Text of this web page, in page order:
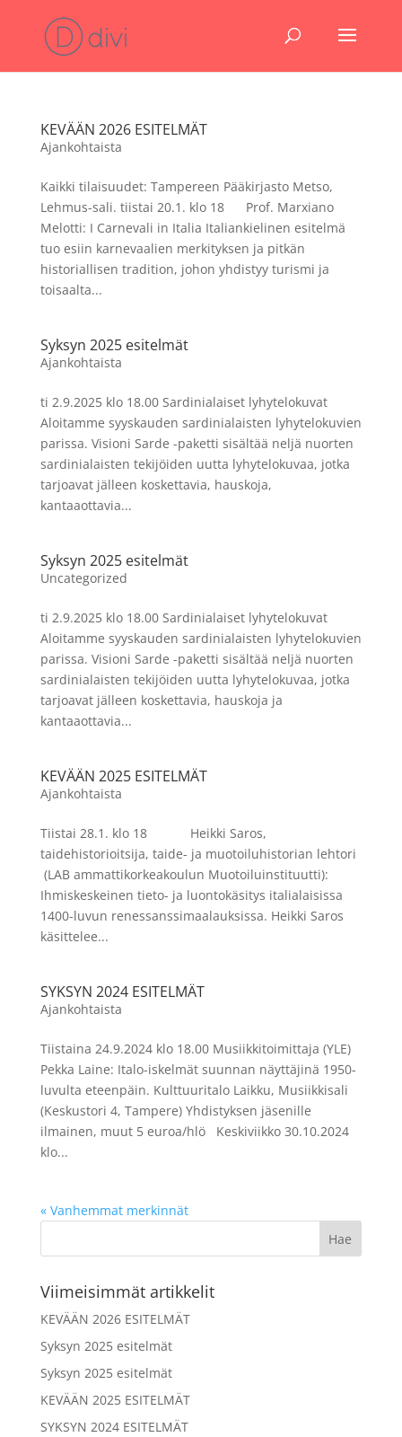
KEVÄÄN 2026 ESITELMÄT
Ajankohtaista
Kaikki tilaisuudet: Tampereen Pääkirjasto Metso,
Lehmus-sali. tiistai 20.1. klo 18 Prof. Marxiano
Melotti: I Carnevali in Italia Italiankielinen esitelmä
tuo esiin karnevaalien merkityksen ja pitkän
historiallisen tradition, johon yhdistyy turismi ja
toisaalta...
Syksyn 2025 esitelmät
Ajankohtaista
ti 2.9.2025 klo 18.00 Sardinialaiset lyhytelokuvat
Aloitamme syyskauden sardinialaisten lyhytelokuvien
parissa. Visioni Sarde -paketti sisältää neljä nuorten
sardinialaisten tekijöiden uutta lyhytelokuvaa, jotka
tarjoavat jälleen koskettavia, hauskoja,
kantaaottavia...
Syksyn 2025 esitelmät
Uncategorized
ti 2.9.2025 klo 18.00 Sardinialaiset lyhytelokuvat
Aloitamme syyskauden sardinialaisten lyhytelokuvien
parissa. Visioni Sarde -paketti sisältää neljä nuorten
sardinialaisten tekijöiden uutta lyhytelokuvaa, jotka
tarjoavat jälleen koskettavia, hauskoja ja
kantaaottavia...
KEVÄÄN 2025 ESITELMÄT
Ajankohtaista
Tiistai 28.1. klo 18 Heikki Saros,
taidehistorioitsija, taide- ja muotoiluhistorian lehtori
(LAB ammattikorkeakoulun Muotoiluinstituutti):
Ihmiskeskeinen tieto- ja luontokäsitys italialaisissa
1400-luvun renessanssimaalauksissa. Heikki Saros
käsittelee...
SYKSYN 2024 ESITELMÄT
Ajankohtaista
Tiistaina 24.9.2024 klo 18.00 Musiikkitoimittaja (YLE)
Pekka Laine: Italo-iskelmät suunnan näyttäjinä 1950-
luvulta eteenpäin. Kulttuuritalo Laikku, Musiikkisali
(Keskustori 4, Tampere) Yhdistyksen jäsenille
ilmainen, muut 5 euroa/hlö Keskiviikko 30.10.2024
klo...
« Vanhemmat merkinnät
Viimeisimmät artikkelit
KEVÄÄN 2026 ESITELMÄT
Syksyn 2025 esitelmät
Syksyn 2025 esitelmät
KEVÄÄN 2025 ESITELMÄT
SYKSYN 2024 ESITELMÄT